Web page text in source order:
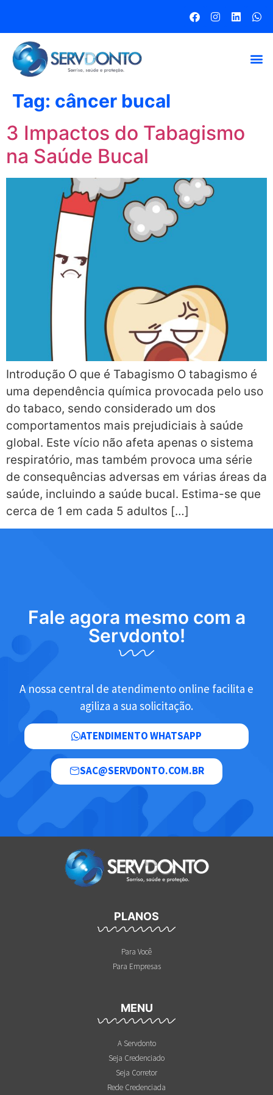
Tag: câncer bucal
3 Impactos do Tabagismo
na Saúde Bucal
Introdução O que é Tabagismo O tabagismo é
uma dependência química provocada pelo uso
do tabaco, sendo considerado um dos
comportamentos mais prejudiciais à saúde
global. Este vício não afeta apenas o sistema
respiratório, mas também provoca uma série
de consequências adversas em várias áreas da
saúde, incluindo a saúde bucal. Estima-se que
cerca de 1 em cada 5 adultos […]
Fale agora mesmo com a
Servdonto!
A nossa central de atendimento online facilita e
agiliza a sua solicitação.
ATENDIMENTO WHATSAPP
SAC@SERVDONTO.COM.BR
PLANOS
Para Você
Para Empresas
MENU
A Servdonto
Seja Credenciado
Seja Corretor
Rede Credenciada